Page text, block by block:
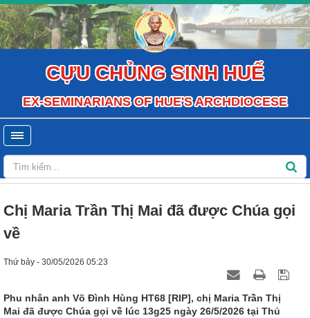
CỰU CHỦNG SINH HUẾ
EX-SEMINARIANS OF HUE'S ARCHDIOCESE
Chị Maria Trần Thị Mai đã được Chúa gọi
về
Thứ bảy - 30/05/2026 05:23
Phu nhân anh Võ Đình Hùng HT68 [RIP], chị Maria Trần Thị
Mai đã được Chúa gọi về lúc 13g25 ngày 26/5/2026 tại Thủ